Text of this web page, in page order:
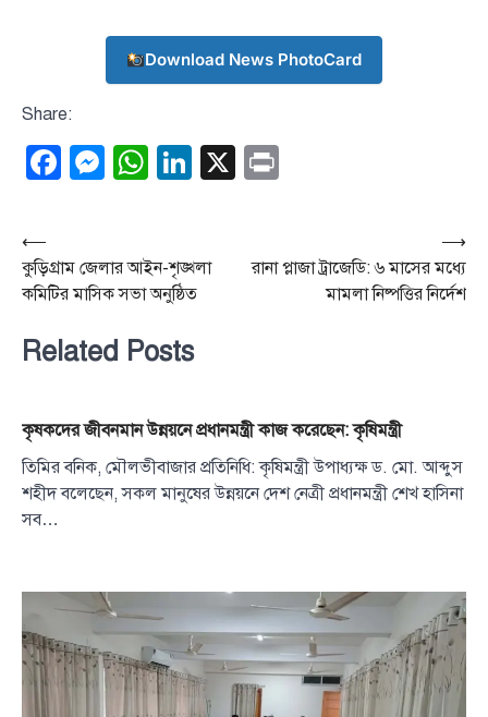
Download News PhotoCard
Share:
Facebook
Messenger
WhatsApp
LinkedIn
X
Post
navigation
⟵
কুড়িগ্রাম জেলার আইন-শৃঙ্খলা
কমিটির মাসিক সভা অনুষ্ঠিত
রানা প্লাজা ট্রাজেডি: ৬ মাসের মধ্যে
মামলা নিষ্পত্তির নির্দেশ
⟶
Related Posts
কৃষকদের জীবনমান উন্নয়নে প্রধানমন্ত্রী কাজ করেছেন: কৃষিমন্ত্রী
তিমির বনিক, মৌলভীবাজার প্রতিনিধি: কৃষিমন্ত্রী উপাধ্যক্ষ ড. মো. আব্দুস
শহীদ বলেছেন, সকল মানুষের উন্নয়নে দেশ নেত্রী প্রধানমন্ত্রী শেখ হাসিনা
সব…